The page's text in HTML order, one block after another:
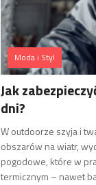
Moda i Styl
Jak
dni?
W outdoorze szyja i
obszarów na wiatr,
pogodowe, które w
termicznym – nawet